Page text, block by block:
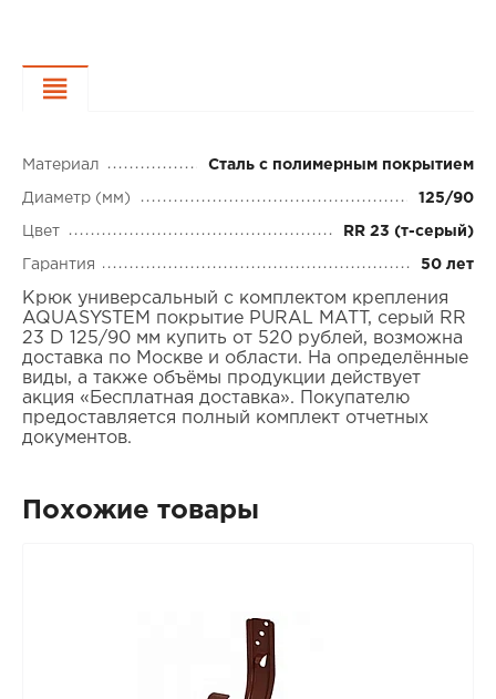
Материал Сталь с полимерным покрытием
Диаметр (мм) 125/90
Цвет RR 23 (т-серый)
Гарантия 50 лет
Крюк универсальный с комплектом крепления
AQUASYSTEM покрытие PURAL MATT, серый RR
23 D 125/90 мм купить от 520 рублей, возможна
доставка по Москве и области. На определённые
виды, а также объёмы продукции действует
акция «Бесплатная доставка». Покупателю
предоставляется полный комплект отчетных
документов.
Похожие товары